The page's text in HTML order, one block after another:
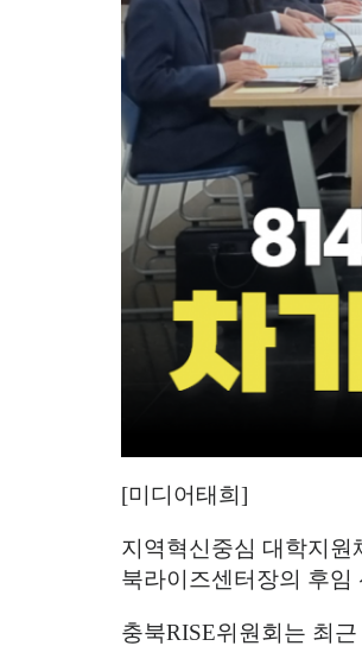
[미디어태희]
지역혁신중심 대학지원
북라이즈센터장의 후
충북RISE위원회는 최근